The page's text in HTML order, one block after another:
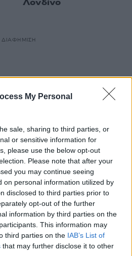
My Personal
sale, sharing to third parties, or
or sensitive information for
please use the below opt-out
Please note that after your
you may continue seeing
on personal information utilized by
disclosed to third parties prior to
opt-out of the further
information by third parties on the
This information may
third parties on the IAB’s List of
that may further disclose it to other
Λονδίνο
ΔΙΑΦΗΜΙΣΗ